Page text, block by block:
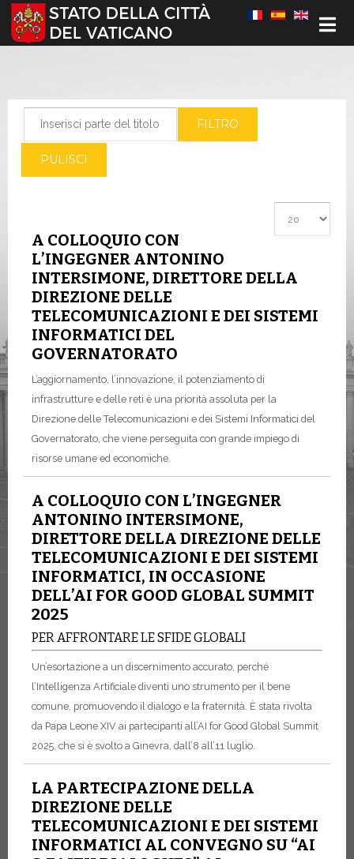
Seleziona la tua lingua
FILTRO
PULISCI
A COLLOQUIO CON
L’INGEGNER ANTONINO
INTERSIMONE, DIRETTORE DELLA
DIREZIONE DELLE
TELECOMUNICAZIONI E DEI SISTEMI
INFORMATICI DEL
GOVERNATORATO
L’aggiornamento, l’innovazione, il potenziamento di
infrastrutture e delle reti è una priorità assoluta per la
Direzione delle Telecomunicazioni e dei Sistemi Informatici del
Governatorato, che viene perseguita con grande impiego di
risorse umane ed economiche.
A COLLOQUIO CON L’INGEGNER
ANTONINO INTERSIMONE,
DIRETTORE DELLA DIREZIONE DELLE
TELECOMUNICAZIONI E DEI SISTEMI
INFORMATICI, IN OCCASIONE
DELL’AI FOR GOOD GLOBAL SUMMIT
2025
PER AFFRONTARE LE SFIDE GLOBALI
Un’esortazione a un discernimento accurato, perché
l’Intelligenza Artificiale diventi uno strumento per il bene
comune, promuovendo il dialogo e la fraternità. È stata rivolta
da Papa Leone XIV ai partecipanti all’AI for Good Global Summit
2025, che si è svolto a Ginevra, dall’8 all’11 luglio.
LA PARTECIPAZIONE DELLA
DIREZIONE DELLE
TELECOMUNICAZIONI E DEI SISTEMI
INFORMATICI AL CONVEGNO SU “AI